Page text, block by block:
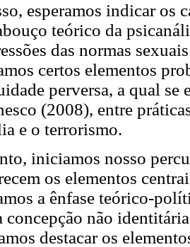
esperamos indicar os
teórico da
das normas
certos elementos
perversa, a qual se
(2008), entre
e o terrorismo.
iniciamos nosso
os elementos
a ênfase teórico-
concepção não
destacar os